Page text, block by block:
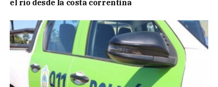
el río desde la costa correntina